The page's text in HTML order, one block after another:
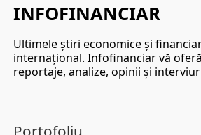
INFOFINANCIAR
Ultimele ştiri economice şi
internaţional. Infofinanciar vă
reportaje, analize, opinii şi
Portofoliu